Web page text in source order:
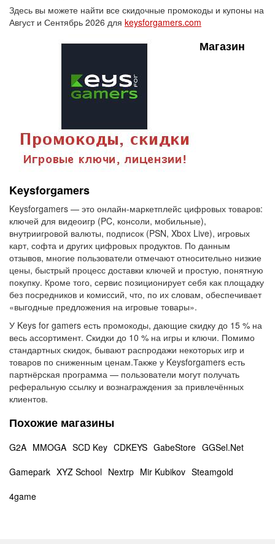
Здесь вы можете найти все скидочные промокоды и купоны на
Август и Сентябрь 2026 для keysforgamers.com
Магазин
Keysforgamers
Keysforgamers — это онлайн-маркетплейс цифровых товаров:
ключей для видеоигр (PC, консоли, мобильные),
внутриигровой валюты, подписок (PSN, Xbox Live), игровых
карт, софта и других цифровых продуктов. По данным
отзывов, многие пользователи отмечают относительно низкие
цены, быстрый процесс доставки ключей и простую, понятную
покупку. Кроме того, сервис позиционирует себя как площадку
без посредников и комиссий, что, по их словам, обеспечивает
«выгодные предложения на игровые товары».
У Keys for gamers есть промокоды, дающие скидку до 15 % на
весь ассортимент. Скидки до 10 % на игры и ключи. Помимо
стандартных скидок, бывают распродажи некоторых игр и
товаров по сниженным ценам.Также у Keysforgamers есть
партнёрская программа — пользователи могут получать
реферальную ссылку и вознаграждения за привлечённых
клиентов.
Похожие магазины
G2A MMOGA SCD Key CDKEYS GabeStore GGSel.Net
Gamepark XYZ School Nextrp Mir Kubikov Steamgold
4game